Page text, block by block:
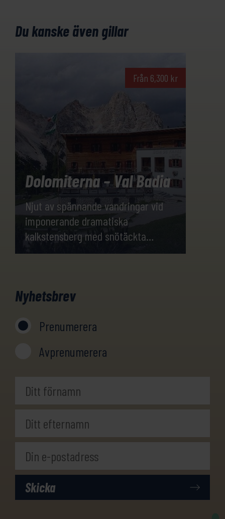
Du kanske även gillar
Från 6,300 kr
Dolomiterna – Val Badia
Njut av spännande vandringar vid
imponerande dramatiska
kalkstensberg med snötäckta
toppar, magnifika naturreservat,
Nyhetsbrev
Prenumerera
Avprenumerera